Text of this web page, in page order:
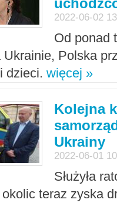
2022-06-02
Od ponad
Polska
dzieci. więcej »
Kolejna
Ukrainy
2022-06-01
Służyła
teraz zyska